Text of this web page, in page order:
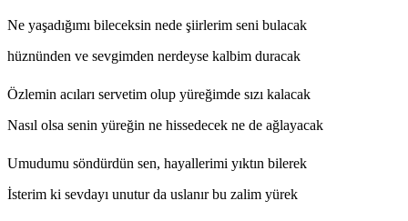
Ne yaşadığımı bileceksin nede şiirlerim seni bulacak
hüznünden ve sevgimden nerdeyse kalbim duracak
Özlemin acıları servetim olup yüreğimde sızı kalacak
Nasıl olsa senin yüreğin ne hissedecek ne de ağlayacak
Umudumu söndürdün sen, hayallerimi yıktın bilerek
İsterim ki sevdayı unutur da uslanır bu zalim yürek